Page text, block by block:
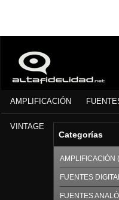
AMPLIFICACIÓN
VINTAGE
Categorías
AMPLIFICACIÓN
FUENTES
FUENTES